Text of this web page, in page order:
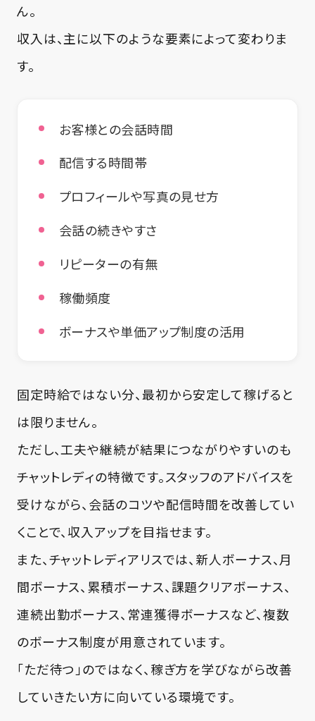
ん。
収入は、主に以下のような要素によって変わりま
す。
お客様との会話時間
配信する時間帯
プロフィールや写真の見せ方
会話の続きやすさ
リピーターの有無
稼働頻度
ボーナスや単価アップ制度の活用
固定時給ではない分、最初から安定して稼げると
は限りません。
ただし、工夫や継続が結果につながりやすいのも
チャットレディの特徴です。スタッフのアドバイスを
受けながら、会話のコツや配信時間を改善してい
くことで、収入アップを目指せます。
また、チャットレディアリスでは、新人ボーナス、月
間ボーナス、累積ボーナス、課題クリアボーナス、
連続出勤ボーナス、常連獲得ボーナスなど、複数
のボーナス制度が用意されています。
「ただ待つ」のではなく、稼ぎ方を学びながら改善
していきたい方に向いている環境です。